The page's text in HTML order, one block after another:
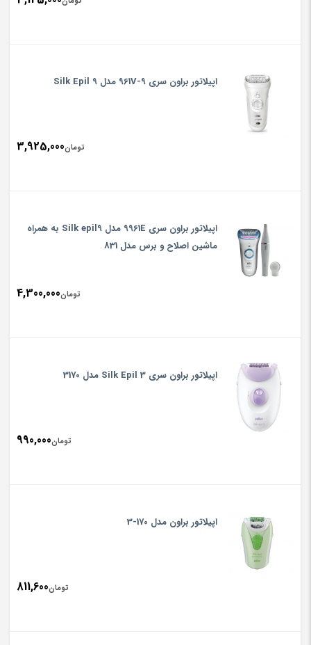
اپیلاتور براون سری 9-961V مدل Silk Epil 9
تومان3,925,000
اپیلاتور براون سری 9961E مدل Silk epil9 به همراه
ماشین اصلاح و برس مدل 831
تومان4,300,000
اپیلاتور براون سری Silk Epil 3 مدل 3170
تومان990,000
اپیلاتور براون مدل 170-3
تومان811,600